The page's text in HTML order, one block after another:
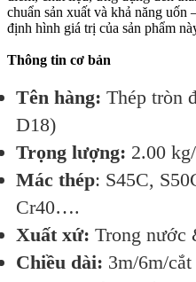
chuẩn sản xuất và khả năng
định hình giá trị của sản phẩm
Thông tin cơ bản
Tên hàng: Thép tròn
D18)
Trọng lượng: 2.00
Mác thép: S45C,
Cr40….
Xuất xứ: Trong nước
Chiều dài: 3m/6m/